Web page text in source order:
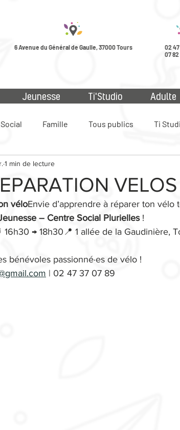
6 Avenue du Général de Gaulle, 37000 Tours
02 47
07 82
Jeunesse Ti'Studio Adulte
Famille Tous publics Ti
VELOS
1 min de lecture
véloEnvie d’apprendre à réparer ton vélo
– Centre Social Plurielles !
→ 18h30📍 1 allée de la Gaudinière,
bénévoles passionné·es de vélo !
| 02 47 37 07 89